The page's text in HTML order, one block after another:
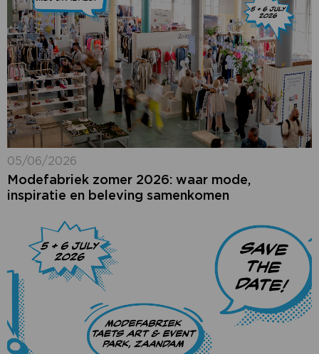
05/06/2026
Modefabriek zomer 2026: waar mode,
inspiratie en beleving samenkomen